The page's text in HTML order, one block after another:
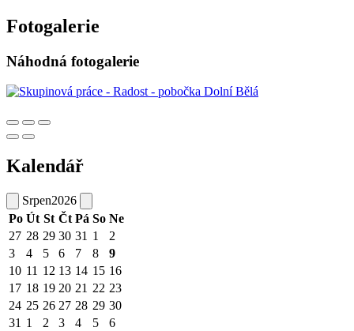
Fotogalerie
Náhodná fotogalerie
Kalendář
Srpen2026
Po Út St Čt Pá So Ne
27 28 29 30 31 1
2
3
4 5 6 7 8
9
10 11 12 13 14 15 16
17 18 19 20 21 22 23
24 25 26 27 28 29 30
31 1 2 3 4 5 6